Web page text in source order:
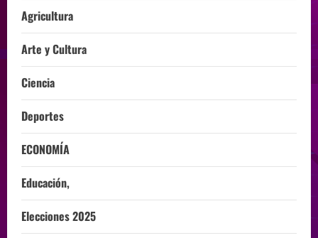
Agricultura
Arte y Cultura
Ciencia
Deportes
ECONOMÍA
Educación,
Elecciones 2025